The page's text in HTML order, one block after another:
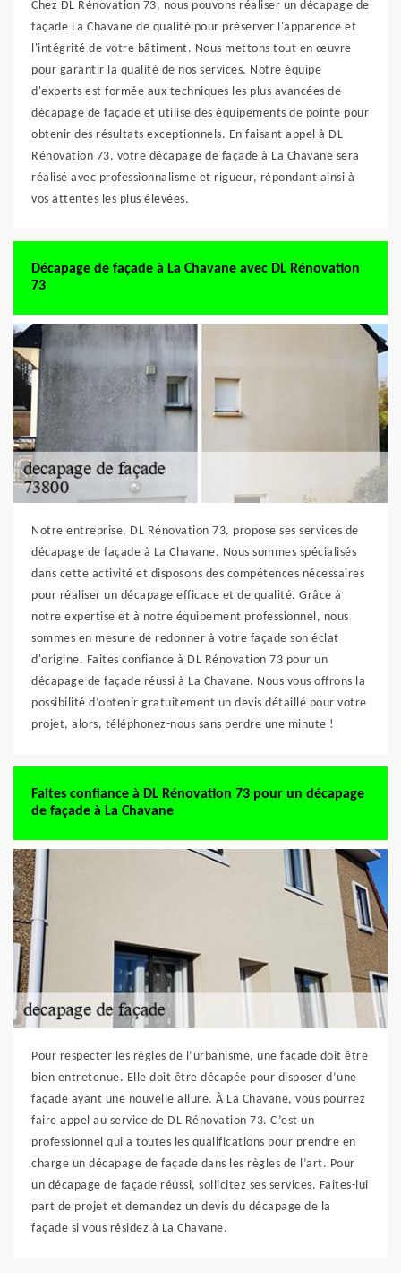
Chez DL Rénovation 73, nous pouvons réaliser un décapage de
façade La Chavane de qualité pour préserver l'apparence et
l'intégrité de votre bâtiment. Nous mettons tout en œuvre
pour garantir la qualité de nos services. Notre équipe
d'experts est formée aux techniques les plus avancées de
décapage de façade et utilise des équipements de pointe pour
obtenir des résultats exceptionnels. En faisant appel à DL
Rénovation 73, votre décapage de façade à La Chavane sera
réalisé avec professionnalisme et rigueur, répondant ainsi à
vos attentes les plus élevées.
Décapage de façade à La Chavane avec DL Rénovation
73
Notre entreprise, DL Rénovation 73, propose ses services de
décapage de façade à La Chavane. Nous sommes spécialisés
dans cette activité et disposons des compétences nécessaires
pour réaliser un décapage efficace et de qualité. Grâce à
notre expertise et à notre équipement professionnel, nous
sommes en mesure de redonner à votre façade son éclat
d'origine. Faites confiance à DL Rénovation 73 pour un
décapage de façade réussi à La Chavane. Nous vous offrons la
possibilité d’obtenir gratuitement un devis détaillé pour votre
projet, alors, téléphonez-nous sans perdre une minute !
Faites confiance à DL Rénovation 73 pour un décapage
de façade à La Chavane
Pour respecter les règles de l’urbanisme, une façade doit être
bien entretenue. Elle doit être décapée pour disposer d’une
façade ayant une nouvelle allure. À La Chavane, vous pourrez
faire appel au service de DL Rénovation 73. C’est un
professionnel qui a toutes les qualifications pour prendre en
charge un décapage de façade dans les règles de l’art. Pour
un décapage de façade réussi, sollicitez ses services. Faites-lui
part de projet et demandez un devis du décapage de la
façade si vous résidez à La Chavane.